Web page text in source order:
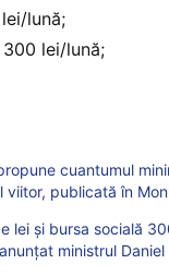
lună;
lei/lună;
cuantumul
publicată în
lei și bursa socială
ministrul Daniel